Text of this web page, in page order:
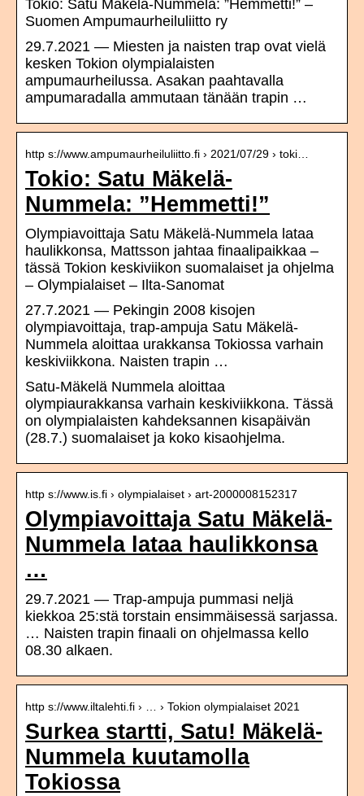
Tokio: Satu Mäkelä-Nummela: ”Hemmetti!” –
Suomen Ampumaurheiluliitto ry
29.7.2021 — Miesten ja naisten trap ovat vielä
kesken Tokion olympialaisten
ampumaurheilussa. Asakan paahtavalla
ampumaradalla ammutaan tänään trapin …
http s://www.ampumaurheiluliitto.fi › 2021/07/29 › toki…
Tokio: Satu Mäkelä-
Nummela: ”Hemmetti!”
Olympiavoittaja Satu Mäkelä-Nummela lataa
haulikkonsa, Mattsson jahtaa finaalipaikkaa –
tässä Tokion keskiviikon suomalaiset ja ohjelma
– Olympialaiset – Ilta-Sanomat
27.7.2021 — Pekingin 2008 kisojen
olympiavoittaja, trap-ampuja Satu Mäkelä-
Nummela aloittaa urakkansa Tokiossa varhain
keskiviikkona. Naisten trapin …
Satu-Mäkelä Nummela aloittaa
olympiaurakkansa varhain keskiviikkona. Tässä
on olympialaisten kahdeksannen kisapäivän
(28.7.) suomalaiset ja koko kisaohjelma.
http s://www.is.fi › olympialaiset › art-2000008152317
Olympiavoittaja Satu Mäkelä-
Nummela lataa haulikkonsa
…
29.7.2021 — Trap-ampuja pummasi neljä
kiekkoa 25:stä torstain ensimmäisessä sarjassa.
… Naisten trapin finaali on ohjelmassa kello
08.30 alkaen.
http s://www.iltalehti.fi › … › Tokion olympialaiset 2021
Surkea startti, Satu! Mäkelä-
Nummela kuutamolla
Tokiossa